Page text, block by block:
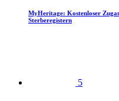
MyHeritage: Kostenloser
Sterberegistern
5